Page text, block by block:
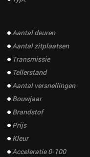
Aantal deuren
Aantal zitplaatsen
Transmissie
Tellerstand
Aantal versnellingen
Bouwjaar
Brandstof
Prijs
Kleur
Acceleratie 0-100